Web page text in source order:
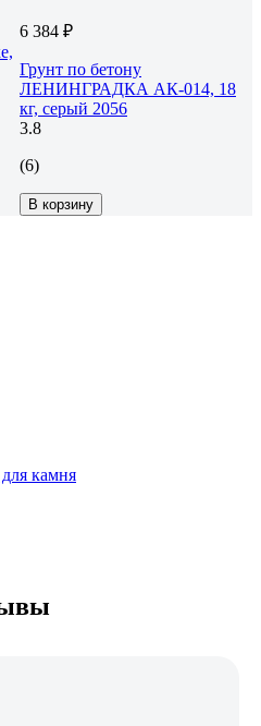
6 384 ₽
Грунт по бетону
ЛЕНИНГРАДКА АК-014, 18
кг, серый 2056
3.8
(6)
В корзину
камня